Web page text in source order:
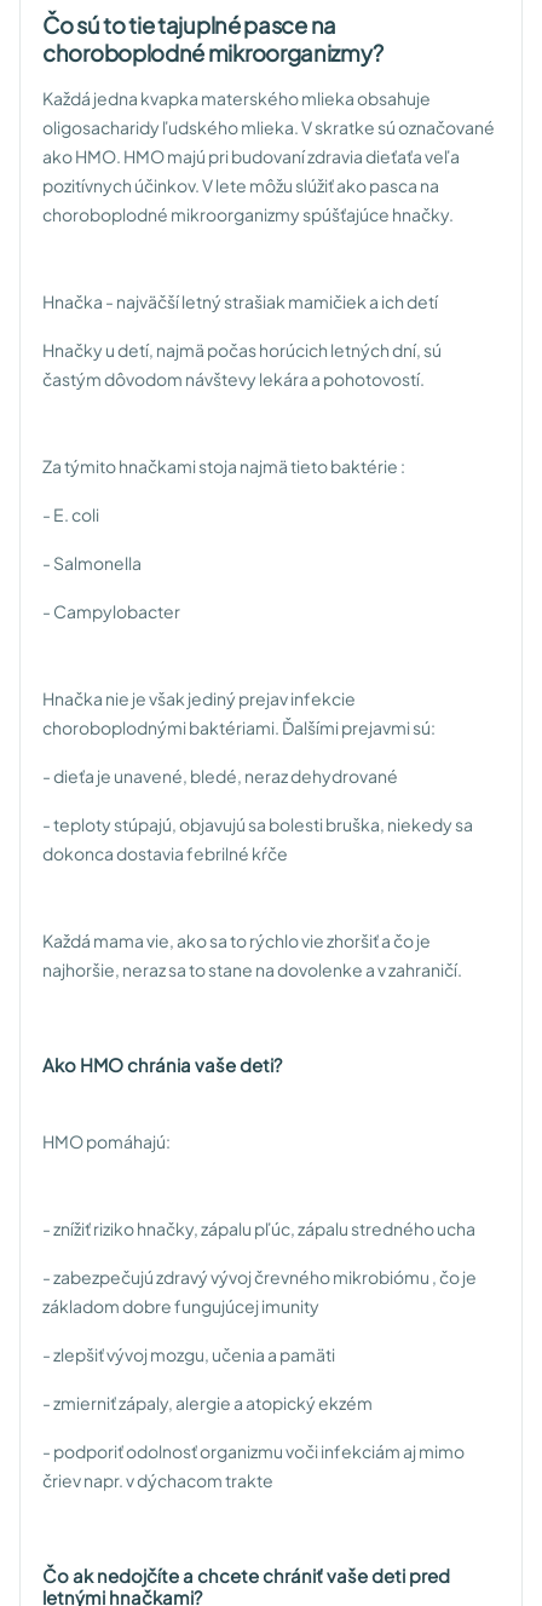
Čo sú to tie tajuplné pasce na
choroboplodné mikroorganizmy?
Každá jedna kvapka materského mlieka obsahuje
oligosacharidy ľudského mlieka. V skratke sú označované
ako HMO. HMO majú pri budovaní zdravia dieťaťa veľa
pozitívnych účinkov. V lete môžu slúžiť ako pasca na
choroboplodné mikroorganizmy spúšťajúce hnačky.
Hnačka - najväčší letný strašiak mamičiek a ich detí
Hnačky u detí, najmä počas horúcich letných dní, sú
častým dôvodom návštevy lekára a pohotovostí.
Za týmito hnačkami stoja najmä tieto baktérie :
- E. coli
- Salmonella
- Campylobacter
Hnačka nie je však jediný prejav infekcie
choroboplodnými baktériami. Ďalšími prejavmi sú:
- dieťa je unavené, bledé, neraz dehydrované
- teploty stúpajú, objavujú sa bolesti bruška, niekedy sa
dokonca dostavia febrilné kŕče
Každá mama vie, ako sa to rýchlo vie zhoršiť a čo je
najhoršie, neraz sa to stane na dovolenke a v zahraničí.
Ako HMO chránia vaše deti?
HMO pomáhajú:
- znížiť riziko hnačky, zápalu pľúc, zápalu stredného ucha
- zabezpečujú zdravý vývoj črevného mikrobiómu , čo je
základom dobre fungujúcej imunity
- zlepšiť vývoj mozgu, učenia a pamäti
- zmierniť zápaly, alergie a atopický ekzém
- podporiť odolnosť organizmu voči infekciám aj mimo
čriev napr. v dýchacom trakte
Čo ak nedojčíte a chcete chrániť vaše deti pred
letnými hnačkami?